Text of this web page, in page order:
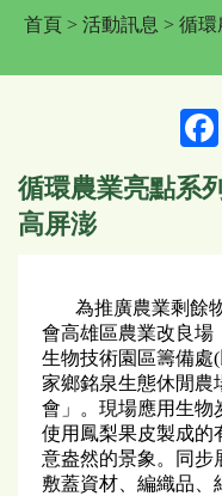
首頁 > 活動訊息 > 循
循環農業亮點系
高屏澎
為推廣農業剩餘物
會高雄區農業改良場
生物技術園區籌備處
家鄉銘泉生態休閒農
會」。現場應用生物
使用鳳梨果皮製成的
意盎然的景象。同步
敷蓋資材、編織品、